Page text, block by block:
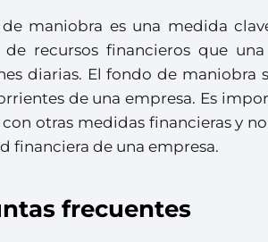
maniobra es una medida
recursos financieros que
diarias. El fondo de maniobra
de una empresa. Es
otras medidas financieras y
financiera de una empresa.
frecuentes